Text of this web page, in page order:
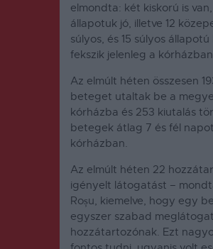
elmondta: két kiskorú is van,
állapotuk jó, illetve 12
súlyos, és 15 súlyos
fekszik jelenleg a
Az elmúlt héten összesen
beteget utaltak be a
kórházba és 253 kiutalás
betegek átlag 7 és fél
kórházban.
Az elmúlt héten 22
igényelt látogatást –
Roșu, kiemelve, hogy egy
egyszer szabad
hozzátartozónak. Ezt